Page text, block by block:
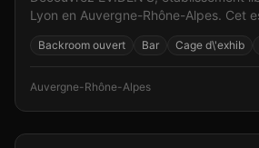
Lyon en Auvergne-Rhône-Alpes. Cet espace de
intime...
Backroom ouvert Bar Cage d\'exhib
Auvergne-Rhône-Alpes
Club Sauna